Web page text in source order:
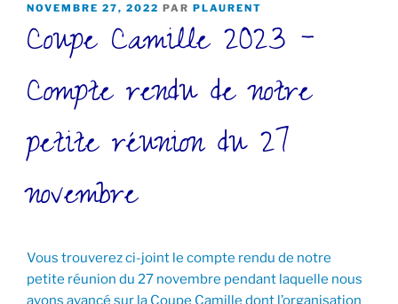
PUBLIÉ
NOVEMBRE 27, 2022 PAR PLAURENT
Coupe Camille 2023 –
Compte rendu de notre
petite réunion du 27
novembre
Vous trouverez ci-joint le compte rendu de notre
petite réunion du 27 novembre pendant laquelle nous
avons avancé sur la Coupe Camille dont l’organisation